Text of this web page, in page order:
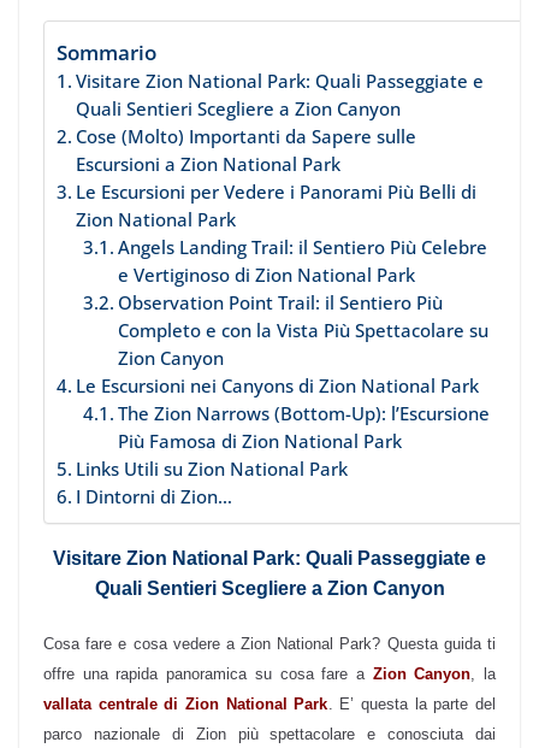
Sommario
Visitare Zion National Park: Quali Passeggiate e
Quali Sentieri Scegliere a Zion Canyon
Cose (Molto) Importanti da Sapere sulle
Escursioni a Zion National Park
Le Escursioni per Vedere i Panorami Più Belli di
Zion National Park
Angels Landing Trail: il Sentiero Più Celebre
e Vertiginoso di Zion National Park
Observation Point Trail: il Sentiero Più
Completo e con la Vista Più Spettacolare su
Zion Canyon
Le Escursioni nei Canyons di Zion National Park
The Zion Narrows (Bottom-Up): l’Escursione
Più Famosa di Zion National Park
Links Utili su Zion National Park
I Dintorni di Zion…
Visitare Zion National Park: Quali Passeggiate e
Quali Sentieri Scegliere a Zion Canyon
Cosa fare e cosa vedere a Zion National Park? Questa guida ti
offre una rapida panoramica su cosa fare a Zion Canyon , la
vallata centrale di Zion National Park . E’ questa la parte del
parco nazionale di Zion più spettacolare e conosciuta dai